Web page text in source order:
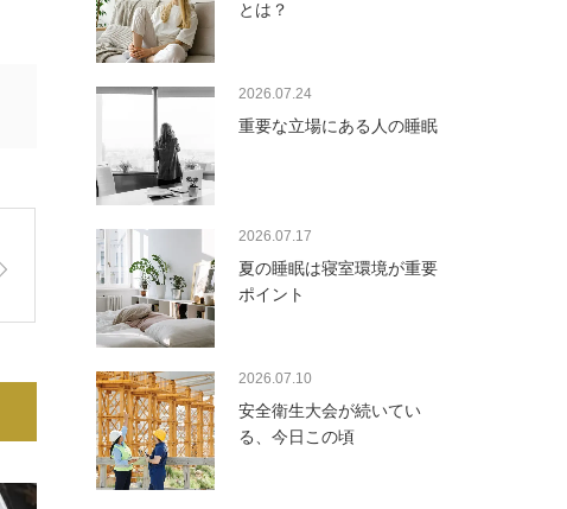
とは？
2026.07.24
重要な立場にある人の睡眠
2026.07.17
夏の睡眠は寝室環境が重要
ポイント
2026.07.10
安全衛生大会が続いてい
る、今日この頃